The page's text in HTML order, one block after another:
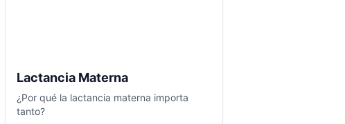
Lactancia Materna
¿Por qué la lactancia materna importa
tanto?